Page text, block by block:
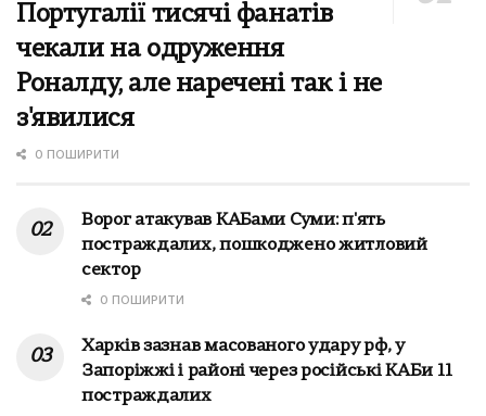
Португалії тисячі фанатів
чекали на одруження
Роналду, але наречені так і не
з'явилися
0 ПОШИРИТИ
Ворог атакував КАБами Суми: п'ять
постраждалих, пошкоджено житловий
сектор
0 ПОШИРИТИ
Харків зазнав масованого удару рф, у
Запоріжжі і районі через російські КАБи 11
постраждалих